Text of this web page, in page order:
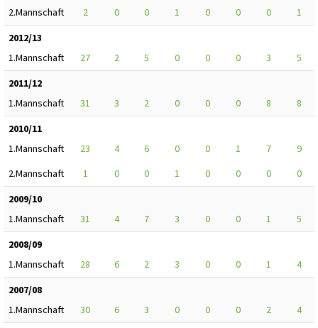
2.Mannschaft
2 0 0 1 0 0 0
1
2012/13
1.Mannschaft
27 2 5 0 0 0 3
5
2011/12
1.Mannschaft
31 3 2 0 0 0 8
8
2010/11
1.Mannschaft
23 4 6 0 0 1 7
9
2.Mannschaft
1 0 0 1 0 0 0
0
2009/10
1.Mannschaft
31 4 7 3 0 0 1
5
2008/09
1.Mannschaft
28 6 2 3 0 0 1
4
2007/08
1.Mannschaft
30 6 3 0 0 0 2
4